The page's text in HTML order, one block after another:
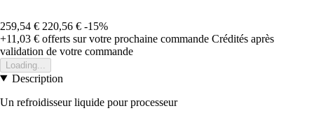
259,54 € 220,56 € -15%
+11,03 € offerts sur votre prochaine commande Crédités après
validation de votre commande
Loading...
Description
Un refroidisseur liquide pour processeur